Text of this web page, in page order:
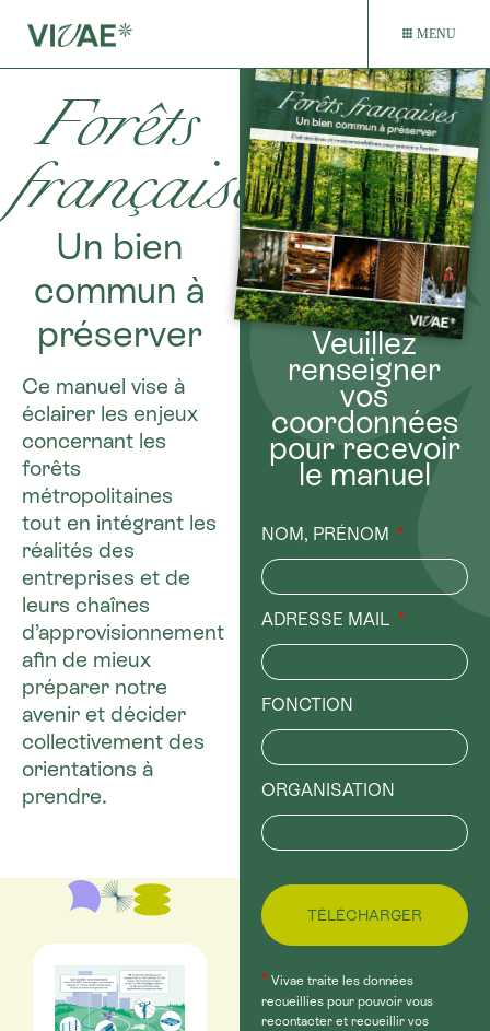
MENU
Forêts
françaises
Un bien
commun à
préserver
Ce manuel vise à
éclairer les enjeux
concernant les
forêts
métropolitaines
tout en intégrant les
réalités des
entreprises et de
leurs chaînes
d’approvisionnement
afin de mieux
préparer notre
avenir et décider
collectivement des
orientations à
prendre.
Veuillez
renseigner
vos
coordonnées
pour recevoir
le manuel
NOM, PRÉNOM
ADRESSE MAIL
FONCTION
ORGANISATION
TÉLÉCHARGER
*Vivae traite les données
recueillies pour pouvoir vous
recontacter et recueillir vos